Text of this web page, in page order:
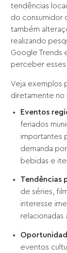
tendências
do consumidor
também
realizando
Google Trends
perceber
Veja exemplos
diretamente no
Eventos
feriados
importantes
demanda
bebidas e
Tendências
de séries,
interesse
relacionadas
eventos